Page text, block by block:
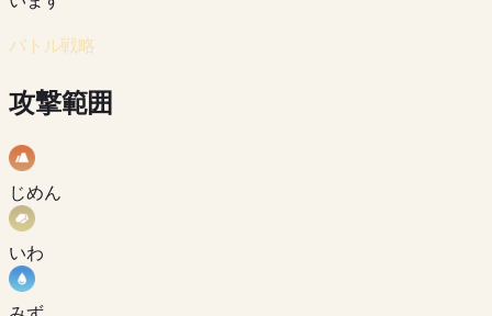
バトル戦略
攻撃範囲
じめん
いわ
みず